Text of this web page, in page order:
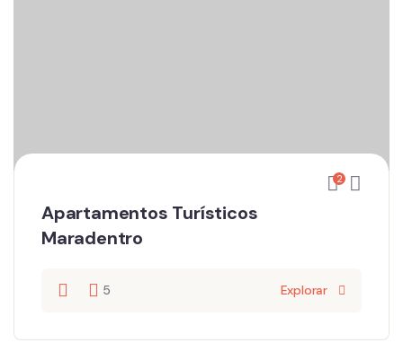
2
Apartamentos Turísticos
Maradentro
5 Explorar